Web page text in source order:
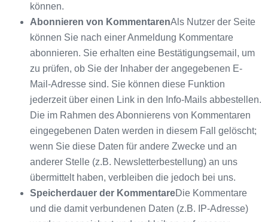
können.
Abonnieren von KommentarenAls Nutzer der Seite
können Sie nach einer Anmeldung Kommentare
abonnieren. Sie erhalten eine Bestätigungsemail, um
zu prüfen, ob Sie der Inhaber der angegebenen E-
Mail-Adresse sind. Sie können diese Funktion
jederzeit über einen Link in den Info-Mails abbestellen.
Die im Rahmen des Abonnierens von Kommentaren
eingegebenen Daten werden in diesem Fall gelöscht;
wenn Sie diese Daten für andere Zwecke und an
anderer Stelle (z.B. Newsletterbestellung) an uns
übermittelt haben, verbleiben die jedoch bei uns.
Speicherdauer der KommentareDie Kommentare
und die damit verbundenen Daten (z.B. IP-Adresse)